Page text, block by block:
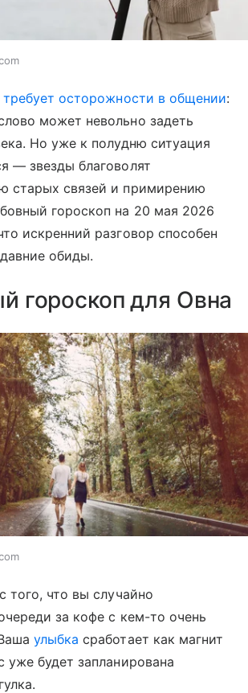
требует осторожности в общении:
может невольно задеть
Но уже к полудню ситуация
— звезды благоволят
старых связей и примирению
гороскоп на 20 мая 2026
искренний разговор способен
обиды.
гороскоп для Овна
того, что вы случайно
за кофе с кем-то очень
улыбка сработает как магнит
будет запланирована